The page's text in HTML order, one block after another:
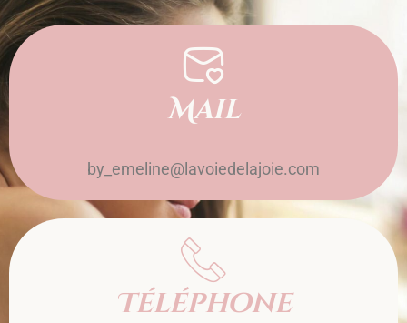
Mail
by_emeline@lavoiedelajoie.com
Téléphone